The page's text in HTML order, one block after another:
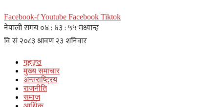
Facebook-fYoutube Facebook Tiktok
गृहपृष्ठ
मुख्य समाचार
अन्तराष्ट्रिय
राजनीति
समाज